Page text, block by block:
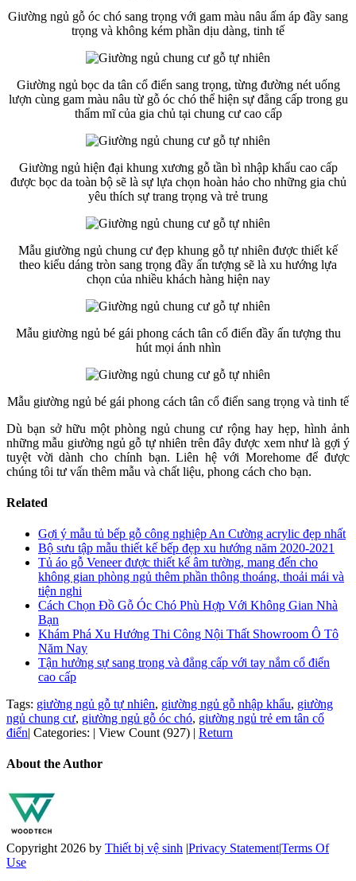
Giường ngủ gỗ óc chó sang trọng với gam màu nâu ấm áp đầy sang
trọng và không kém phần dịu dàng, tinh tế
Giường ngủ bọc da tân cổ điển sang trọng, từng đường nét uống
lượn cùng gam màu nâu từ gỗ óc chó thể hiện sự đẳng cấp trong gu
thẩm mĩ của gia chủ tại chung cư cao cấp
Giường ngủ hiện đại khung xương gỗ tần bì nhập khẩu cao cấp
được bọc da toàn bộ sẽ là sự lựa chọn hoàn hảo cho những gia chủ
yêu thích sự trang trọng và trẻ trung
Mẫu giường ngủ chung cư đẹp khung gỗ tự nhiên được thiết kế
theo kiểu dáng tròn sang trọng đầy ấn tượng sẽ là xu hướng lựa
chọn của nhiều khách hàng hiện nay
Mẫu giường ngủ bé gái phong cách tân cổ điển đầy ấn tượng thu
hút mọi ánh nhìn
Mẫu giường ngủ bé gái phong cách tân cổ điển sang trọng và tinh tế
Dù bạn sở hữu một phòng ngủ chung cư rộng hay hẹp, hình ảnh
những mẫu giường ngủ gỗ tự nhiên trên đây được xem như là gợi ý
tuyệt vời dành cho chính bạn. Liên hệ với Morehome để được
chúng tôi tư vấn thêm mẫu và chất liệu, phong cách cho bạn.
Related
Gợi ý mẫu tủ bếp gỗ công nghiệp An Cường acrylic đẹp nhất
Bộ sưu tập mẫu thiết kế bếp đẹp xu hướng năm 2020-2021
Tủ áo gỗ Veneer được thiết kế âm tường, mang đến cho
không gian phòng ngủ thêm phần thông thoáng, thoải mái và
tiện nghi
Cách Chọn Đồ Gỗ Óc Chó Phù Hợp Với Không Gian Nhà
Bạn
Khám Phá Xu Hướng Thi Công Nội Thất Showroom Ô Tô
Năm Nay
Tận hưởng sự sang trọng và đẳng cấp với tay nắm cổ điển
cao cấp
Tags: giường ngủ gỗ tự nhiên, giường ngủ gỗ nhập khẩu, giường
ngủ chung cư, giường ngủ gỗ óc chó, giường ngủ trẻ em tân cổ
điển| Categories: | View Count (927) | Return
About the Author
Copyright 2026 by Thiết bị vệ sinh |Privacy Statement|Terms Of
Use